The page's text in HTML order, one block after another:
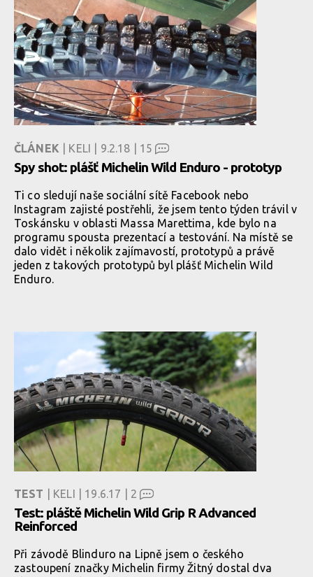
ČLÁNEK | KELI | 9.2.18 | 15
Spy shot: plášť Michelin Wild Enduro - prototyp
Ti co sledují naše sociální sítě Facebook nebo
Instagram zajisté postřehli, že jsem tento týden trávil v
Toskánsku v oblasti Massa Marettima, kde bylo na
programu spousta prezentací a testování. Na místě se
dalo vidět i několik zajímavostí, prototypů a právě
jeden z takových prototypů byl plášť Michelin Wild
Enduro.
TEST | KELI | 19.6.17 | 2
Test: pláště Michelin Wild Grip R Advanced
Reinforced
Při závodě Blinduro na Lipně jsem o českého
zastoupení značky Michelin firmy Žitný dostal dva